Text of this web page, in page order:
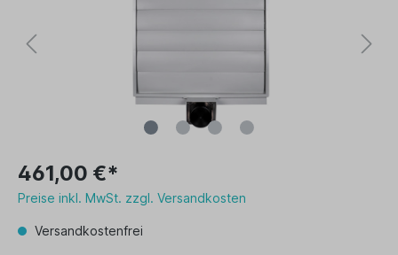
461,00 €*
Preise inkl. MwSt. zzgl. Versandkosten
Versandkostenfrei